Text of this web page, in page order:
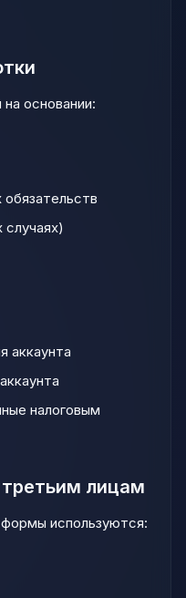
основании:
аккаунта
налоговым
лицам
используются: